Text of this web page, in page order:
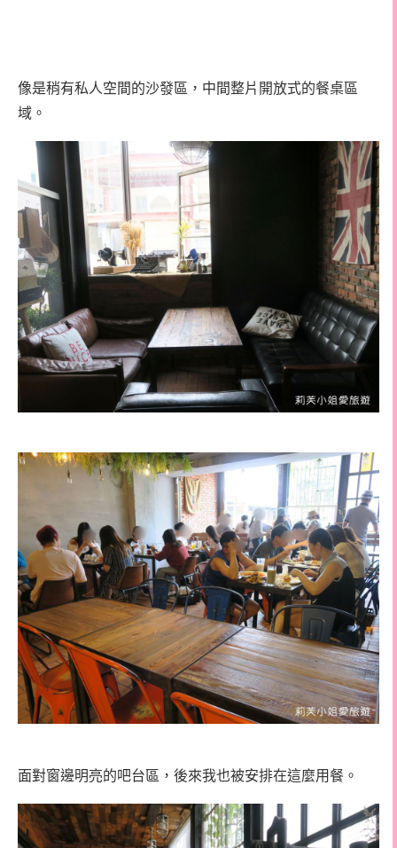
像是稍有私人空間的沙發區，中間整片開放式的餐桌區
域。
面對窗邊明亮的吧台區，後來我也被安排在這麼用餐。